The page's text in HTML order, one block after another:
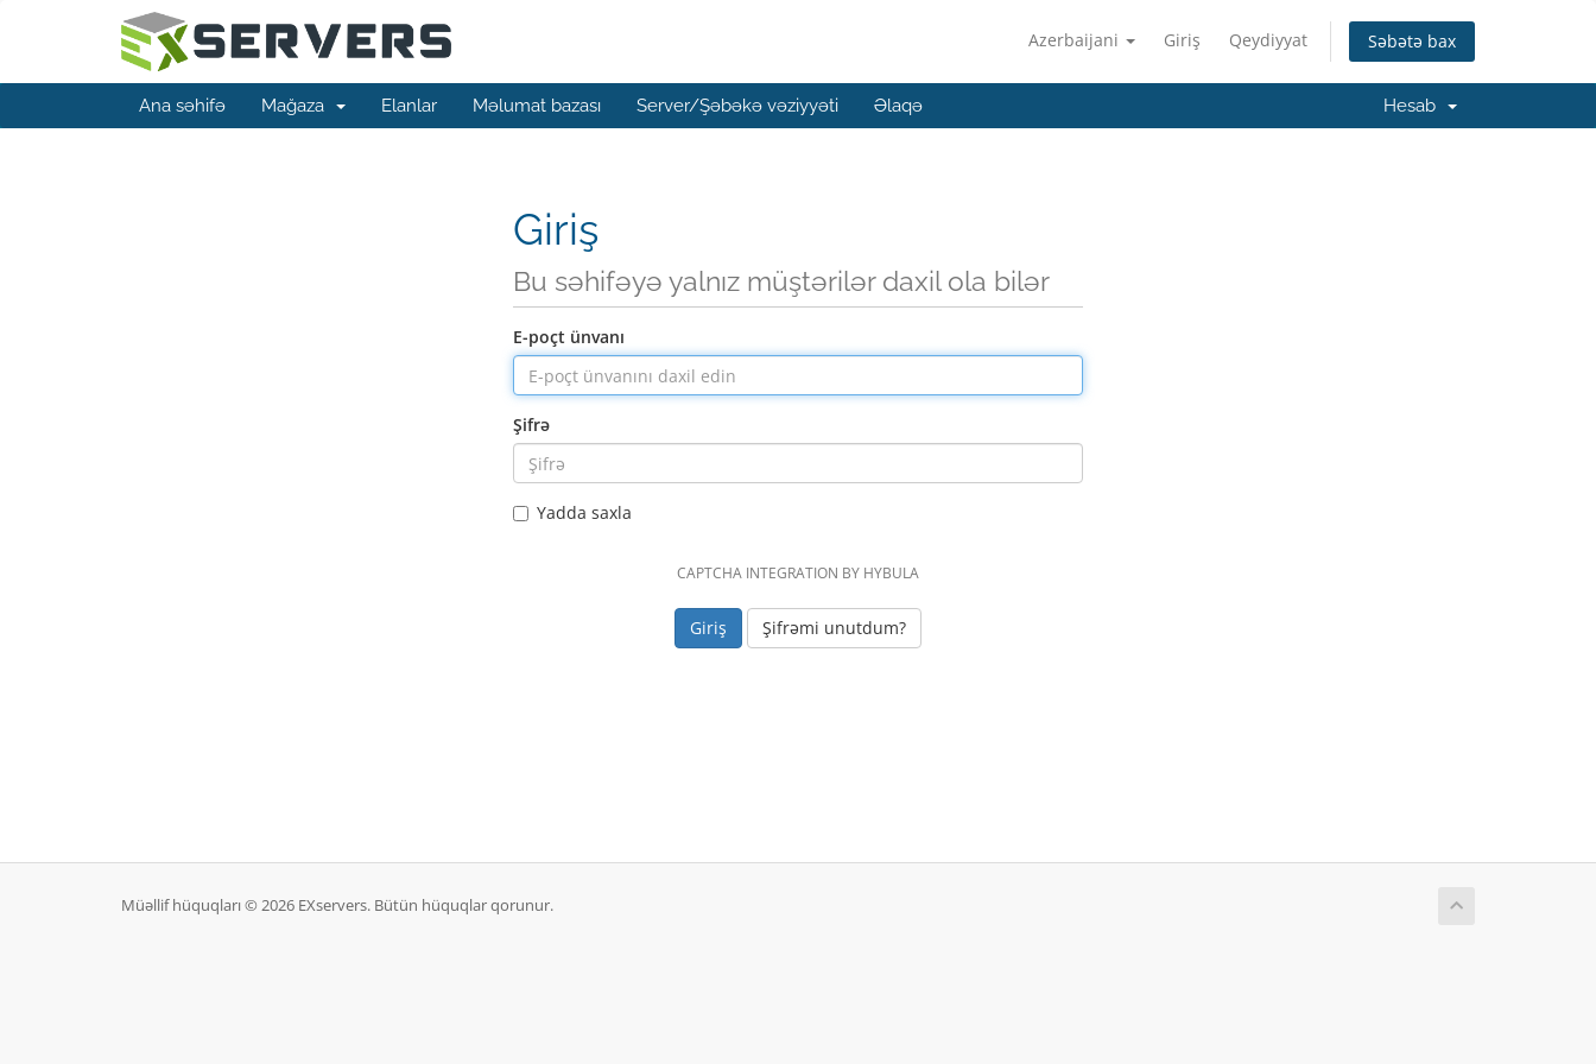
Azerbaijani Giriş Qeydiyyat Səbətə bax
Ana səhifə Mağaza Elanlar Məlumat bazası Server/Şəbəkə vəziyyəti Əlaqə Hesab
Giriş
Bu səhifəyə yalnız müştərilər daxil ola bilər
E-poçt ünvanı
Şifrə
Yadda saxla
CAPTCHA INTEGRATION BY HYBULA
Şifrəmi unutdum?
Müəllif hüquqları © 2026 EXservers. Bütün hüquqlar qorunur.